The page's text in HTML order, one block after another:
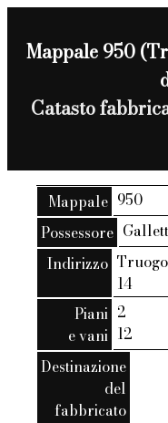
Mappale 950
Catasto
Mappale 950
Possessore
Indirizzo
14
Piani
e vani
2
12
Destinazione
del
fabbricato